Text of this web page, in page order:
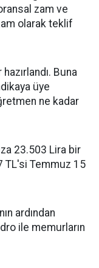
zam ve
olarak teklif
Buna
üye
ne kadar
23.503 Lira bir
TL'si Temmuz 15
ardından
ile memurların